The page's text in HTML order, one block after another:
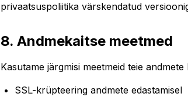
privaatsuspoliitika värskendatud
8. Andmekaitse meetmed
Kasutame järgmisi meetmeid teie andmete
SSL-krüpteering andmete edastamisel